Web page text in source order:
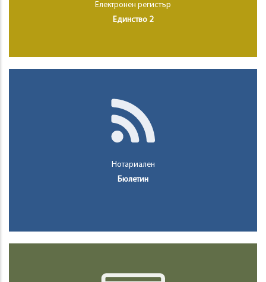
Електронен регистър
Единство 2
Нотариален
Бюлетин